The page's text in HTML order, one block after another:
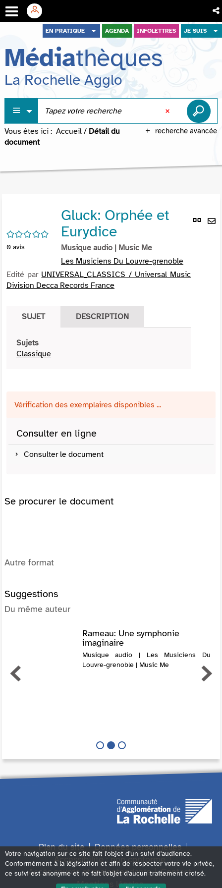
menu
contenu
recherche
EN PRATIQUE AGENDA INFOLETTRES JE SUIS
Médiathèques
La Rochelle Agglo
recherche avancée
Vous êtes ici : Accueil / Détail du
document
Lien
/5
0 avis
Gluck: Orphée et
Eurydice
Musique audio | Music Me
Les Musiciens Du Louvre-grenoble
Edité par UNIVERSAL_CLASSICS / Universal Music
Division Decca Records France
SUJET DESCRIPTION
Sujets
Classique
Vérification des exemplaires disponibles ...
Consulter en ligne
Consulter le document
Se procurer le document
Autre format
Suggestions
Du même auteur
Rameau: Une symphonie
imaginaire
Musique audio | Les Musiciens Du
Louvre-grenoble | Music Me
Plan du site
Données personnelles
Accessibilité : non conforme
Accès sourds et malentendants
Contact
Mentions légales
Votre navigation sur ce site fait l'objet d'un suivi d'audience.
Conformément à la législation et afin de respecter votre vie privée,
ce suivi est anonyme et ne fait l'objet d'aucun traitement croisé.